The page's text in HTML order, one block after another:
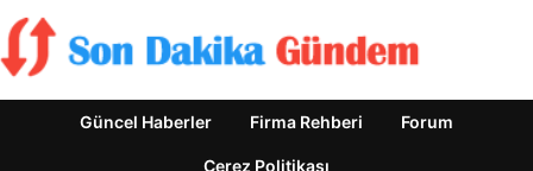
Güncel Haberler Firma Rehberi Forum
Çerez Politikası